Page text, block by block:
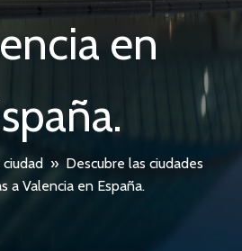
en
ciudad » Descubre las ciudades
a Valencia en España.